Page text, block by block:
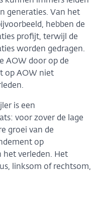
generaties. Van het
hebben de
profijt, terwijl de
worden gedragen.
AOW door op de
op AOW niet
is een
voor zover de lage
groei van de
op
het verleden. Het
linksom of rechtsom,